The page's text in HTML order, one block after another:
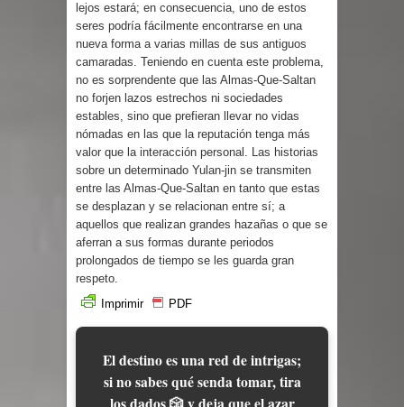
lejos estará; en consecuencia, uno de estos
seres podría fácilmente encontrarse en una
nueva forma a varias millas de sus antiguos
camaradas. Teniendo en cuenta este problema,
no es sorprendente que las Almas-Que-Saltan
no forjen lazos estrechos ni sociedades
estables, sino que prefieran llevar no vidas
nómadas en las que la reputación tenga más
valor que la interacción personal. Las historias
sobre un determinado Yulan-jin se transmiten
entre las Almas-Que-Saltan en tanto que estas
se desplazan y se relacionan entre sí; a
aquellos que realizan grandes hazañas o que se
aferran a sus formas durante periodos
prolongados de tiempo se les guarda gran
respeto.
Imprimir
PDF
El destino es una red de intrigas;
si no sabes qué senda tomar, tira
los dados 🎲 y deja que el azar